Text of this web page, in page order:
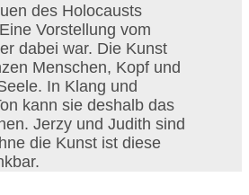
des Holocausts
Vorstellung vom
dabei war. Die Kunst
Menschen, Kopf und
In Klang und
kann sie deshalb das
Jerzy und Judith sind
die Kunst ist diese